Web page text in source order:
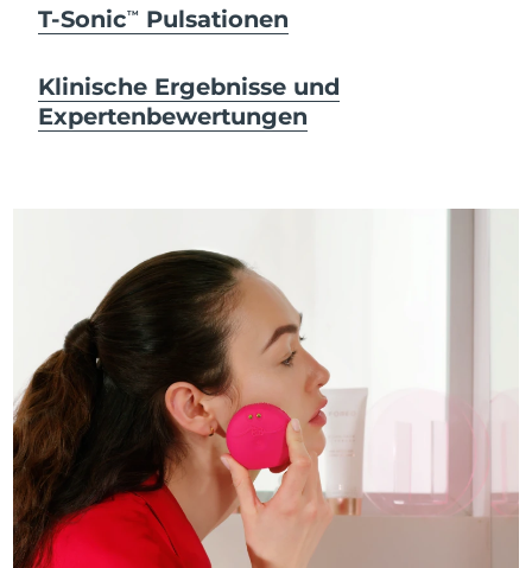
T-SonicTM Pulsationen
Klinische Ergebnisse und
Expertenbewertungen